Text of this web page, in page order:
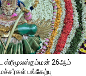
ஸ்ரீமூலஸ்தம்மன் 26ஆம்
பங்கேற்பு